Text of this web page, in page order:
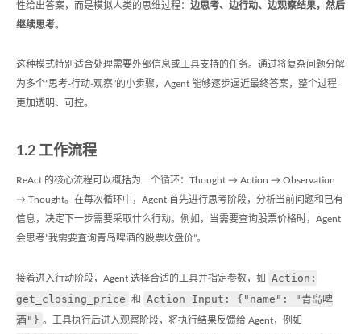
性给出答案，而是模拟人类的思维过程： 边思考、边行动、边观察结果，然后
继续思考。
这种模式特别适合处理需要外部信息或工具支持的任务。通过将复杂问题分解
为多个”思考-行动-观察”的小步骤，Agent 能够逐步逼近最终答案，整个过程
更加透明、可控。
1.2 工作流程
ReAct 的核心流程可以概括为一个循环：Thought → Action → Observation
→ Thought。在每次循环中，Agent 首先进行思考阶段，分析当前问题和已有
信息，决定下一步需要采取什么行动。例如，当需要查询股票价格时，Agent
会思考”我需要查询青岛啤酒的股票收盘价”。
接着进入行动阶段，Agent 选择合适的工具并指定参数，如
Action:
get_closing_price
和
Action Input: {"name": "青岛啤
酒"} 。工具执行后进入观察阶段，将执行结果反馈给 Agent，例如